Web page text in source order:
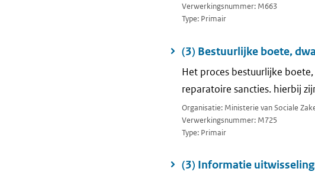
Verwerkingsnummer: M663
Type: Primair
(3) Bestuurlijke boete,
Het proces bestuurlijke
reparatoire sancties. hierbij
Organisatie: Ministerie van Sociale
Verwerkingsnummer: M725
Type: Primair
(3) Informatie